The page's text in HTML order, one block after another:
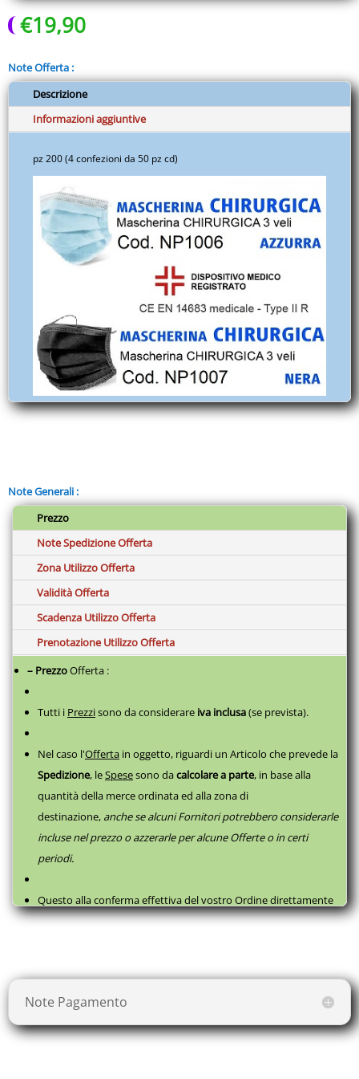
Dpi
-
-
Protezioni
vie
respiratorie
EUITAZZZZ01A.S002.001A
€19,90
Note Offerta :
Descrizione
Informazioni aggiuntive
pz 200 (4 confezioni da 50 pz cd)
Note Generali :
Prezzo
Note Spedizione Offerta
Zona Utilizzo Offerta
Validità Offerta
Scadenza Utilizzo Offerta
Prenotazione Utilizzo Offerta
– PrezzoOfferta :
Tutti i Prezzisono da considerare iva inclusa(se prevista).
Nel caso l'Offerta in oggetto, riguardi un Articolo che prevede la
Spedizione, leSpesesono dacalcolare a parte, in base alla
quantità della merce ordinata ed alla zona di
destinazione, anche se alcuni Fornitori potrebbero considerarle
incluse nel prezzo o azzerarle per alcune Offerte o in certi
periodi.
Questo alla conferma effettiva del vostro Ordine direttamente
con il fornitore, successivamente a questaPrenotazione, come
Note Pagamento